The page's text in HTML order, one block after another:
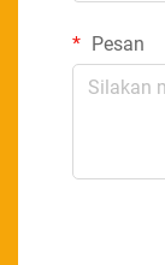
Pesan